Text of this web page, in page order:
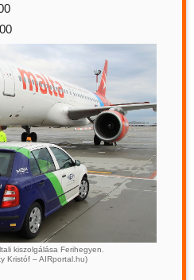
kiszolgálása Ferihegyen.
Kristóf – AIRportal.hu)